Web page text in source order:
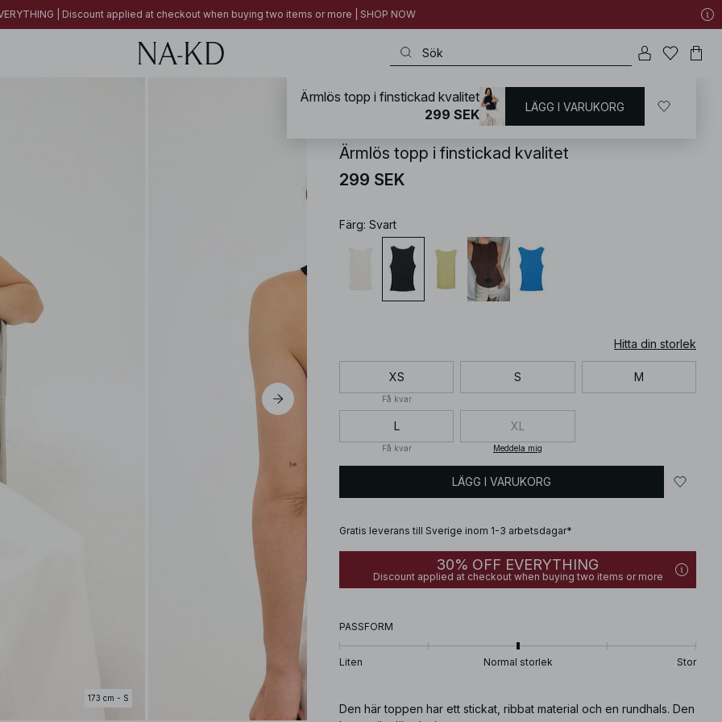
| Discount applied at checkout when buying two items or more | SHOP NOW
173 cm - S
Sommarkläder / Sommartoppar
Ärmlös topp i finstickad kvalitet
299 SEK
Färg: Svart
Hitta din storlek
XS
Få kvar
S M
L
Få kvar
XL
Meddela mig
LÄGG I VARUKORG
Gratis leverans till Sverige inom 1-3 arbetsdagar*
30% OFF EVERYTHING
Discount applied at checkout when buying two items or more
PASSFORM
Liten Normal storlek Stor
Den här toppen har ett stickat, ribbat material och en rundhals. Den
Ärmlös topp i finstickad kvalitet
299 SEK
LÄGG I VARUKORG